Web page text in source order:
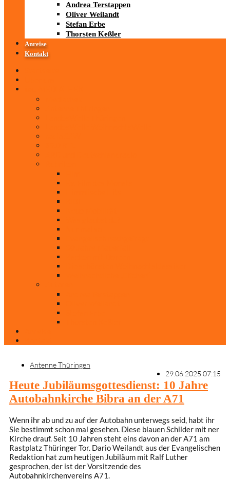
Andrea Terstappen
Oliver Weilandt
Stefan Erbe
Thorsten Keßler
Anreise
Kontakt
Antenne Thüringen
29.06.2025 07:15
Heute Jubiläumsgottesdienst: 10 Jahre
Autobahnkirche Bibra an der A71
Wenn ihr ab und zu auf der Autobahn unterwegs seid, habt ihr
Sie bestimmt schon mal gesehen. Diese blauen Schilder mit ner
Kirche drauf. Seit 10 Jahren steht eins davon an der A71 am
Rastplatz Thüringer Tor. Dario Weilandt aus der Evangelischen
Redaktion hat zum heutigen Jubiläum mit Ralf Luther
gesprochen, der ist der Vorsitzende des
Autobahnkirchenvereins A71.